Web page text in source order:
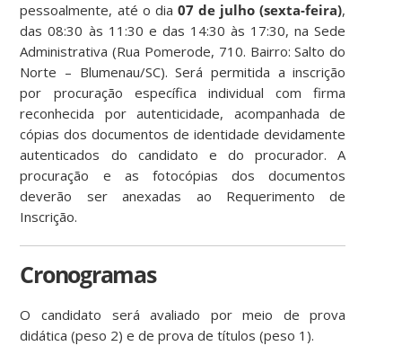
pessoalmente, até o dia 07 de julho (sexta-feira),
das 08:30 às 11:30 e das 14:30 às 17:30, na Sede
Administrativa (Rua Pomerode, 710. Bairro: Salto do
Norte – Blumenau/SC). Será permitida a inscrição
por procuração específica individual com firma
reconhecida por autenticidade, acompanhada de
cópias dos documentos de identidade devidamente
autenticados do candidato e do procurador. A
procuração e as fotocópias dos documentos
deverão ser anexadas ao Requerimento de
Inscrição.
Cronogramas
O candidato será avaliado por meio de prova
didática (peso 2) e de prova de títulos (peso 1).